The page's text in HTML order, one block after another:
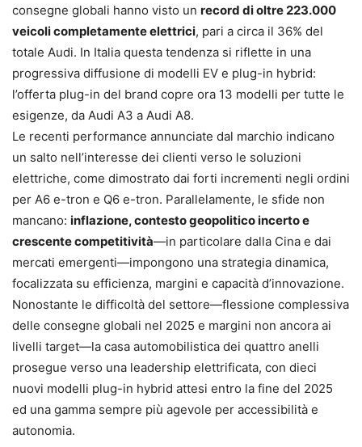
consegne globali hanno visto un record di oltre 223.000
veicoli completamente elettrici, pari a circa il 36% del
totale Audi. In Italia questa tendenza si riflette in una
progressiva diffusione di modelli EV e plug-in hybrid:
l’offerta plug-in del brand copre ora 13 modelli per tutte le
esigenze, da Audi A3 a Audi A8.
Le recenti performance annunciate dal marchio indicano
un salto nell’interesse dei clienti verso le soluzioni
elettriche, come dimostrato dai forti incrementi negli ordini
per A6 e-tron e Q6 e-tron. Parallelamente, le sfide non
mancano: inflazione, contesto geopolitico incerto e
crescente competitività—in particolare dalla Cina e dai
mercati emergenti—impongono una strategia dinamica,
focalizzata su efficienza, margini e capacità d’innovazione.
Nonostante le difficoltà del settore—flessione complessiva
delle consegne globali nel 2025 e margini non ancora ai
livelli target—la casa automobilistica dei quattro anelli
prosegue verso una leadership elettrificata, con dieci
nuovi modelli plug-in hybrid attesi entro la fine del 2025
ed una gamma sempre più agevole per accessibilità e
autonomia.